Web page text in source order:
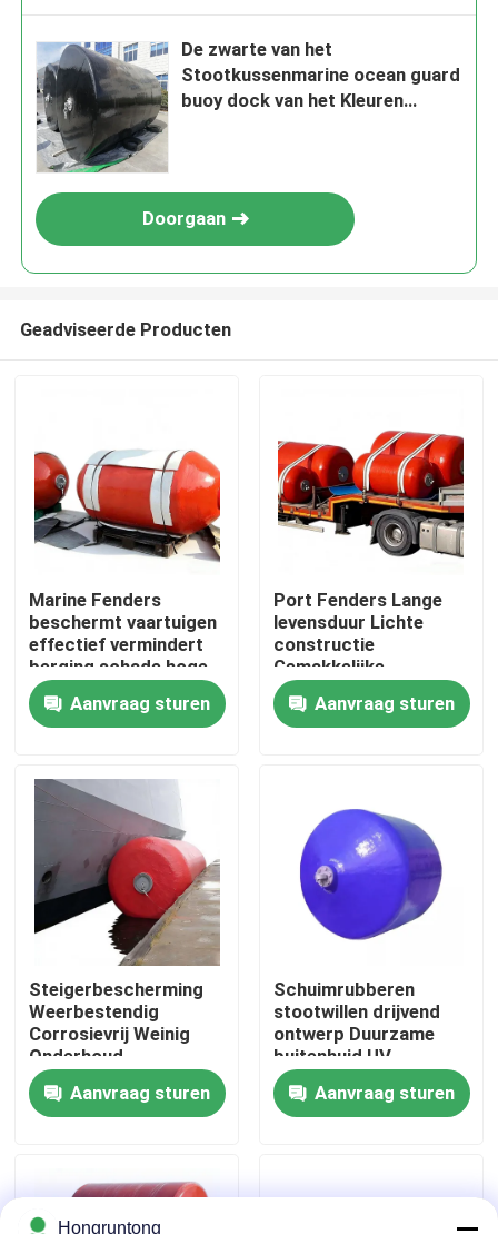
Thuis
Producten
Video's
Over ons
Fabriekstocht
Kwaliteitscontrole
Vraag een offerte
Dok Rubberstootkussen
Pneumatisch Rubberstootkussen
De zwarte van het
Stootkussenmarine ocean guard
buoy dock van het Kleuren
Doorgaan
Geadviseerde Producten
Marine Fenders
beschermt vaartuigen
effectief vermindert
berging schade hoge
compressie herstel
Aanvraag sturen
Port Fenders Lange
levensduur Lichte
constructie
Gemakkelijke
installatie
Aanvraag sturen
Steigerbescherming
Weerbestendig
Corrosievrij Weinig
Onderhoud
Aanvraag sturen
Schuimrubberen
stootwillen drijvend
ontwerp Duurzame
buitenhuid UV-
bestendig Slijtvast
Aanvraag sturen
Hongruntong